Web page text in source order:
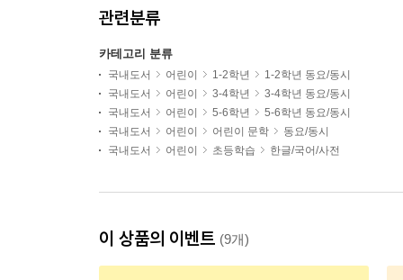
관련분류
카테고리 분류
국내도서 어린이 1-2학년
1-2학년 동요/동시
국내도서
어린이 3-4학년
3-4학년 동요/동시
국내도서
어린이 5-6학년
5-6학년 동요/동시
국내도서
어린이 어린이 문학
동요/동시
국내도서
어린이 초등학습 한글/국어/사전
이 상품의 이벤트 (9개)